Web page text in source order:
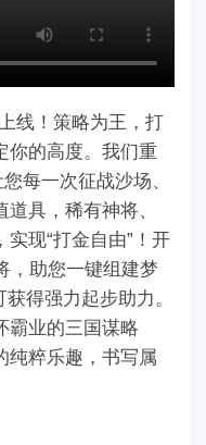
线！策略为王，打
你的高度。我们重
每一次征战沙场、
具，稀有神将、
现“打金自由”！开
，助您一键组建梦
得强力起步助力。
霸业的三国谋略
纯粹乐趣，书写属